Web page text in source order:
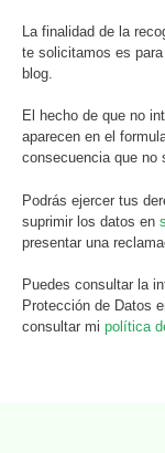
La finalidad de la
te solicitamos es
blog.
El hecho de que no
aparecen en el
consecuencia que no
Podrás ejercer tus
suprimir los datos en
presentar una
Puedes consultar la
Protección de Datos
consultar mi política